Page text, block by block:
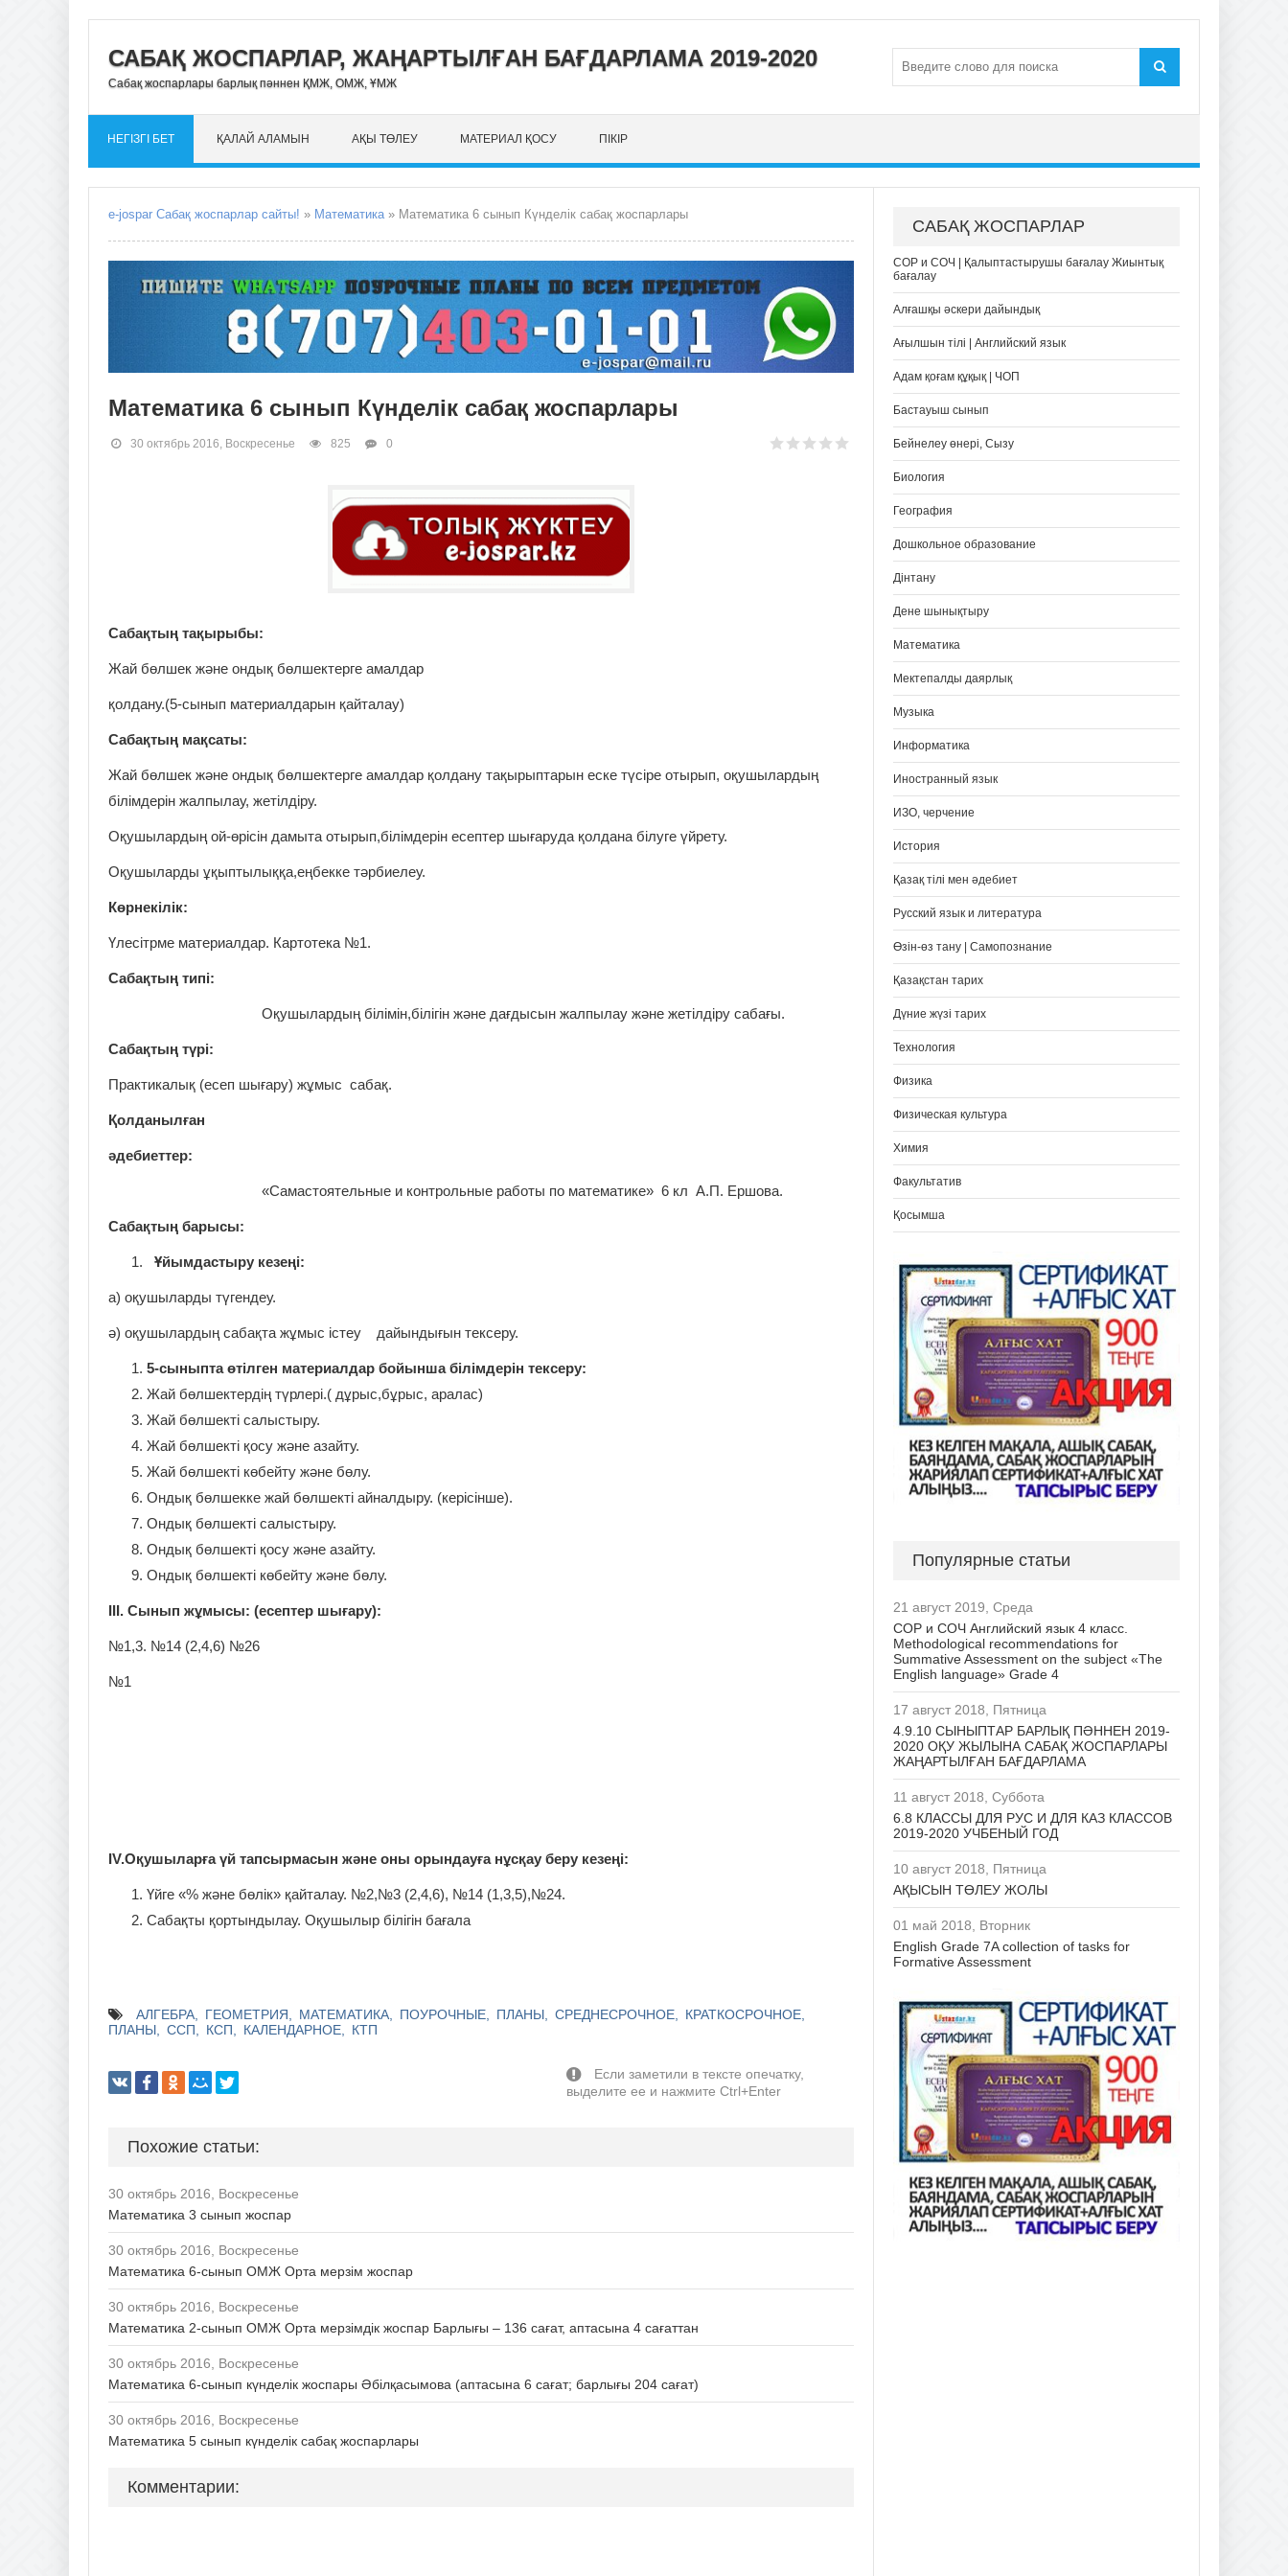
САБАҚ ЖОСПАРЛАР, ЖАҢАРТЫЛҒАН БАҒДАРЛАМА 2019-2020
Сабақ жоспарлары барлық пәннен ҚМЖ, ОМЖ, ҰМЖ
НЕГІЗГІ БЕТ ҚАЛАЙ АЛАМЫН АҚЫ ТӨЛЕУ МАТЕРИАЛ ҚОСУ ПІКІР
e-jospar Сабақ жоспарлар сайты! » Математика» Математика 6 сынып Күнделік сабақ жоспарлары
Математика 6 сынып Күнделік сабақ жоспарлары
30 октябрь 2016, Воскресенье 825 0
Сабақтың тақырыбы:
Жай бөлшек және ондық бөлшектерге амалдар
қолдану.(5-сынып материалдарын қайталау)
Сабақтың мақсаты:
Жай бөлшек және ондық бөлшектерге амалдар қолдану тақырыптарын еске түсіре отырып, оқушылардың
білімдерін жалпылау, жетілдіру.
Оқушылардың ой-өрісін дамыта отырып,білімдерін есептер шығаруда қолдана білуге үйрету.
Оқушыларды ұқыптылыққа,еңбекке тәрбиелеу.
Көрнекілік:
Үлесітрме материалдар. Картотека №1.
Сабақтың типі:
Оқушылардың білімін,білігін және дағдысын жалпылау және жетілдіру сабағы.
Сабақтың түрі:
Практикалық (есеп шығару) жұмыс сабақ.
Қолданылған
әдебиеттер:
«Самастоятельные и контрольные работы по математике» 6 кл А.П. Ершова.
Сабақтың барысы:
Ұйымдастыру кезеңі:
а) оқушыларды түгендеу.
ә) оқушылардың сабақта жұмыс істеу дайындығын тексеру.
5-сыныпта өтілген материалдар бойынша білімдерін тексеру:
Жай бөлшектердің түрлері.( дұрыс,бұрыс, аралас)
Жай бөлшекті салыстыру.
Жай бөлшекті қосу және азайту.
Жай бөлшекті көбейту және бөлу.
Ондық бөлшекке жай бөлшекті айналдыру. (керісінше).
Ондық бөлшекті салыстыру.
Ондық бөлшекті қосу және азайту.
Ондық бөлшекті көбейту және бөлу.
III. Сынып жұмысы: (есептер шығару):
№1,3. №14 (2,4,6) №26
№1
IV.Оқушыларға үй тапсырмасын және оны орындауға нұсқау беру кезеңі:
Үйге «% және бөлік» қайталау. №2,№3 (2,4,6), №14 (1,3,5),№24.
Сабақты қортындылау. Оқушылыр білігін бағала
АЛГЕБРА ГЕОМЕТРИЯ МАТЕМАТИКА ПОУРОЧНЫЕ ПЛАНЫ СРЕДНЕСРОЧНОЕ
КРАТКОСРОЧНОЕ
ПЛАНЫ
ССП КСП КАЛЕНДАРНОЕ КТП
Похожие статьи:
30 октябрь 2016, Воскресенье
Математика 3 сынып жоспар
30 октябрь 2016, Воскресенье
Математика 6-сынып ОМЖ Орта мерзім жоспар
30 октябрь 2016, Воскресенье
Математика 2-сынып ОМЖ Орта мерзімдік жоспар Барлығы – 136 сағат, аптасына 4 сағаттан
30 октябрь 2016, Воскресенье
Математика 6-сынып күнделік жоспары Әбілқасымова (аптасына 6 сағат; барлығы 204 сағат)
30 октябрь 2016, Воскресенье
Математика 5 сынып күнделік сабақ жоспарлары
Комментарии:
САБАҚ ЖОСПАРЛАР
СОР и СОЧ | Қалыптастырушы бағалау Жиынтық
бағалау
Алғашқы әскери дайындық
Ағылшын тілі | Английский язык
Адам қоғам құқық | ЧОП
Бастауыш сынып
Бейнелеу өнері, Сызу
Биология
География
Дошкольное образование
Дінтану
Дене шынықтыру
Математика
Мектепалды даярлық
Музыка
Информатика
Иностранный язык
ИЗО, черчение
История
Қазақ тілі мен әдебиет
Русский язык и литература
Өзін-өз тану | Самопознание
Қазақстан тарих
Дүние жүзі тарих
Технология
Физика
Физическая культура
Химия
Факультатив
Қосымша
Популярные статьи
21 август 2019, Среда
СОР и СОЧ Английский язык 4 класс.
Methodological recommendations for
Summative Assessment on the subject «The
English language» Grade 4
17 август 2018, Пятница
4.9.10 СЫНЫПТАР БАРЛЫҚ ПӘННЕН 2019-
2020 ОҚУ ЖЫЛЫНА САБАҚ ЖОСПАРЛАРЫ
ЖАҢАРТЫЛҒАН БАҒДАРЛАМА
11 август 2018, Суббота
6.8 КЛАССЫ ДЛЯ РУС И ДЛЯ КАЗ КЛАССОВ
2019-2020 УЧБЕНЫЙ ГОД
10 август 2018, Пятница
АҚЫСЫН ТӨЛЕУ ЖОЛЫ
01 май 2018, Вторник
English Grade 7A collection of tasks for
Formative Assessment